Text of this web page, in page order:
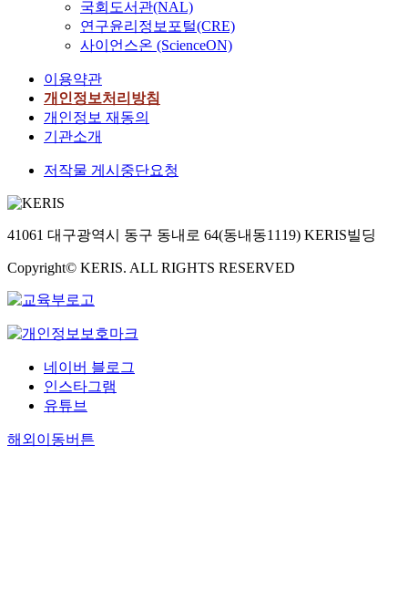
국회도서관(NAL)
연구윤리정보포털(CRE)
사이언스온 (ScienceON)
이용약관
개인정보처리방침
개인정보 재동의
기관소개
저작물 게시중단요청
41061 대구광역시 동구 동내로 64(동내동1119) KERIS빌딩
Copyright© KERIS. ALL RIGHTS RESERVED
네이버 블로그
인스타그램
유튜브
해외이동버튼